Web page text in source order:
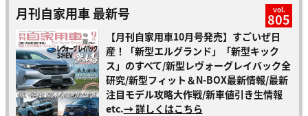
月刊自家用車 最新号 vol.
805
【月刊自家用車10月号発売】すごいぜ日
産！「新型エルグランド」「新型キック
ス」のすべて/新型レヴォーグレイバック全
研究/新型フィット＆N-BOX最新情報/最新
注目モデル攻略大作戦/新車値引き生情報
etc.→ 詳しくはこちら